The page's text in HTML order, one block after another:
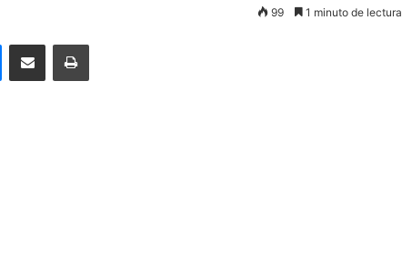
99 1 minuto de lectura
MessengerCompartir por correo electrónicoImprimir